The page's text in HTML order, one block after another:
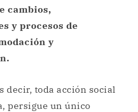
cambios,
y procesos de
y
decir, toda acción social
persigue un único